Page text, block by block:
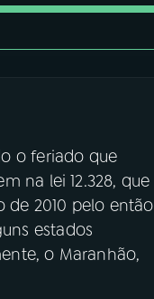
o feriado que
na lei 12.328, que
2010 pelo então
estados
o Maranhão,